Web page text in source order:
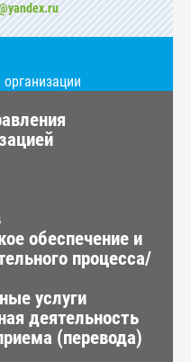
обеспечение и
процесса/
услуги
деятельность
(перевода)